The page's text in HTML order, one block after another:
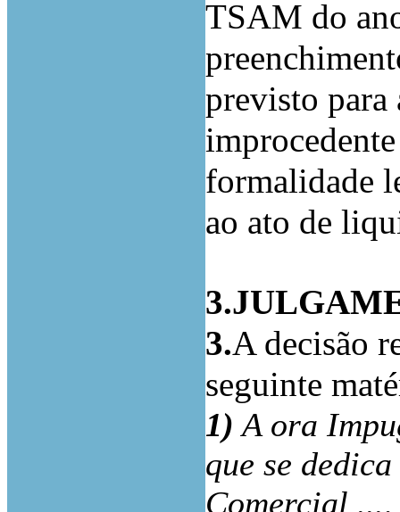
TSAM do
previsto para
formalidade
ao ato de
3.A decisão
seguinte
1) A ora
que se
Comercial